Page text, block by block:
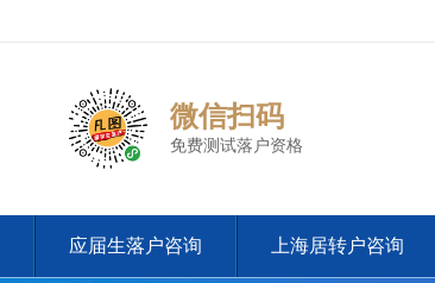
微信扫码
免费测试落户资格
应届生落户咨询 上海居转户咨询